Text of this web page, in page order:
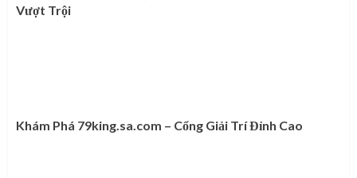
Vượt Trội
Khám Phá 79king.sa.com – Cổng Giải Trí Đỉnh Cao